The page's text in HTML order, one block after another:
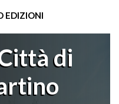
EDIZIONI
di